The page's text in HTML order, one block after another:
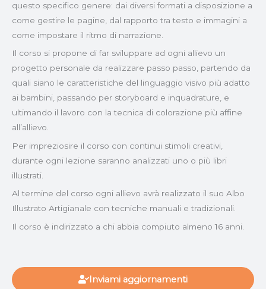
questo specifico genere: dai diversi formati a disposizione a
come gestire le pagine, dal rapporto tra testo e immagini a
come impostare il ritmo di narrazione.
Il corso si propone di far sviluppare ad ogni allievo un
progetto personale da realizzare passo passo, partendo da
quali siano le caratteristiche del linguaggio visivo più adatto
ai bambini, passando per storyboard e inquadrature, e
ultimando il lavoro con la tecnica di colorazione più affine
all’allievo.
Per impreziosire il corso con continui stimoli creativi,
durante ogni lezione saranno analizzati uno o più libri
illustrati.
Al termine del corso ogni allievo avrà realizzato il suo Albo
Illustrato Artigianale con tecniche manuali e tradizionali.
Il corso è indirizzato a chi abbia compiuto almeno 16 anni.
Inviami aggiornamenti